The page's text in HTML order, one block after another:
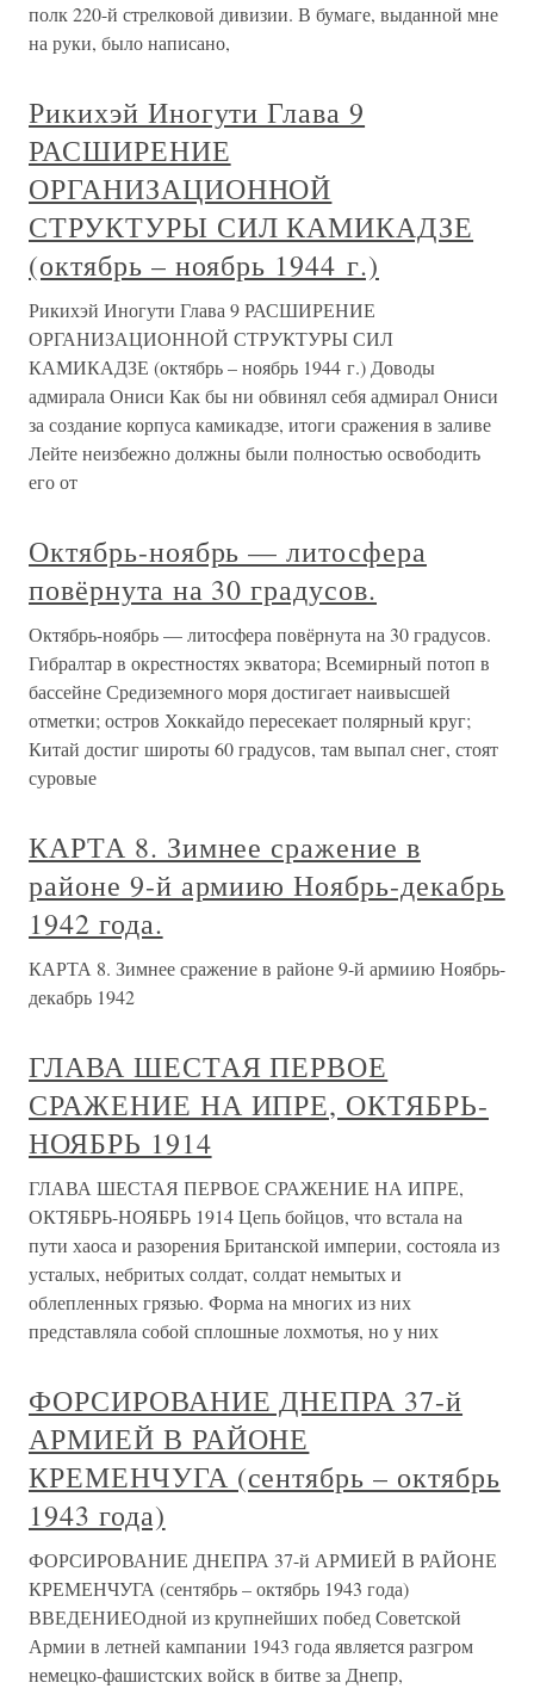
полк 220-й стрелковой дивизии. В бумаге, выданной мне
на руки, было написано,
Рикихэй Иногути Глава 9
РАСШИРЕНИЕ
ОРГАНИЗАЦИОННОЙ
СТРУКТУРЫ СИЛ КАМИКАДЗЕ
(октябрь – ноябрь 1944 г.)
Рикихэй Иногути Глава 9 РАСШИРЕНИЕ
ОРГАНИЗАЦИОННОЙ СТРУКТУРЫ СИЛ
КАМИКАДЗЕ (октябрь – ноябрь 1944 г.) Доводы
адмирала Ониси Как бы ни обвинял себя адмирал Ониси
за создание корпуса камикадзе, итоги сражения в заливе
Лейте неизбежно должны были полностью освободить
его от
Октябрь-ноябрь — литосфера
повёрнута на 30 градусов.
Октябрь-ноябрь — литосфера повёрнута на 30 градусов.
Гибралтар в окрестностях экватора; Всемирный потоп в
бассейне Средиземного моря достигает наивысшей
отметки; остров Хоккайдо пересекает полярный круг;
Китай достиг широты 60 градусов, там выпал снег, стоят
суровые
КАРТА 8. Зимнее сражение в
районе 9-й армиию Ноябрь-декабрь
1942 года.
КАРТА 8. Зимнее сражение в районе 9-й армиию Ноябрь-
декабрь 1942
ГЛАВА ШЕСТАЯ ПЕРВОЕ
СРАЖЕНИЕ НА ИПРЕ, ОКТЯБРЬ-
НОЯБРЬ 1914
ГЛАВА ШЕСТАЯ ПЕРВОЕ СРАЖЕНИЕ НА ИПРЕ,
ОКТЯБРЬ-НОЯБРЬ 1914 Цепь бойцов, что встала на
пути хаоса и разорения Британской империи, состояла из
усталых, небритых солдат, солдат немытых и
облепленных грязью. Форма на многих из них
представляла собой сплошные лохмотья, но у них
ФОРСИРОВАНИЕ ДНЕПРА 37-й
АРМИЕЙ В РАЙОНЕ
КРЕМЕНЧУГА (сентябрь – октябрь
1943 года)
ФОРСИРОВАНИЕ ДНЕПРА 37-й АРМИЕЙ В РАЙОНЕ
КРЕМЕНЧУГА (сентябрь – октябрь 1943 года)
ВВЕДЕНИЕОдной из крупнейших побед Советской
Армии в летней кампании 1943 года является разгром
немецко-фашистских войск в битве за Днепр,